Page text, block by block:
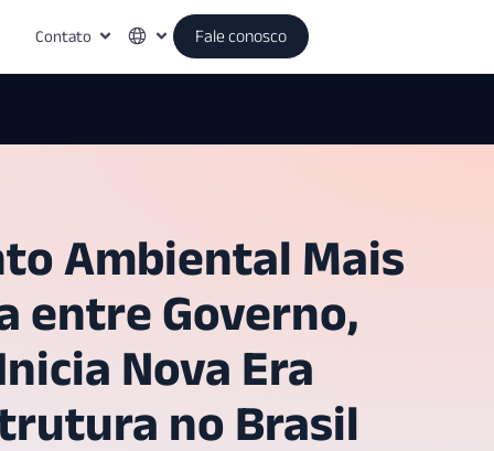
Contato Fale conosco
Ambiental Mais
entre Governo,
Nova Era
no Brasil